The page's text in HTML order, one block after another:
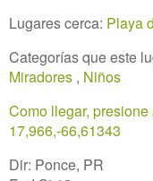
Lugares cerca: Playa
Categorías que este
Miradores , Niños
Como llegar, presione
17,966,-66,61343
Dir: Ponce, PR